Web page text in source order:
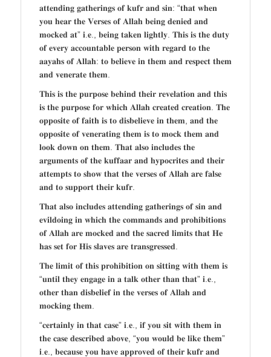
𝐚𝐭𝐭𝐞𝐧𝐝𝐢𝐧𝐠 𝐠𝐚𝐭𝐡𝐞𝐫𝐢𝐧𝐠𝐬 𝐨𝐟 𝐤𝐮𝐟𝐫 𝐚𝐧𝐝 𝐬𝐢𝐧: “𝐭𝐡𝐚𝐭 𝐰𝐡𝐞𝐧
𝐲𝐨𝐮 𝐡𝐞𝐚𝐫 𝐭𝐡𝐞 𝐕𝐞𝐫𝐬𝐞𝐬 𝐨𝐟 𝐀𝐥𝐥𝐚𝐡 𝐛𝐞𝐢𝐧𝐠 𝐝𝐞𝐧𝐢𝐞𝐝 𝐚𝐧𝐝
𝐦𝐨𝐜𝐤𝐞𝐝 𝐚𝐭” 𝐢.𝐞., 𝐛𝐞𝐢𝐧𝐠 𝐭𝐚𝐤𝐞𝐧 𝐥𝐢𝐠𝐡𝐭𝐥𝐲. 𝐓𝐡𝐢𝐬 𝐢𝐬 𝐭𝐡𝐞 𝐝𝐮𝐭𝐲
𝐨𝐟 𝐞𝐯𝐞𝐫𝐲 𝐚𝐜𝐜𝐨𝐮𝐧𝐭𝐚𝐛𝐥𝐞 𝐩𝐞𝐫𝐬𝐨𝐧 𝐰𝐢𝐭𝐡 𝐫𝐞𝐠𝐚𝐫𝐝 𝐭𝐨 𝐭𝐡𝐞
𝐚𝐚𝐲𝐚𝐡𝐬 𝐨𝐟 𝐀𝐥𝐥𝐚𝐡: 𝐭𝐨 𝐛𝐞𝐥𝐢𝐞𝐯𝐞 𝐢𝐧 𝐭𝐡𝐞𝐦 𝐚𝐧𝐝 𝐫𝐞𝐬𝐩𝐞𝐜𝐭 𝐭𝐡𝐞𝐦
𝐚𝐧𝐝 𝐯𝐞𝐧𝐞𝐫𝐚𝐭𝐞 𝐭𝐡𝐞𝐦.
𝐓𝐡𝐢𝐬 𝐢𝐬 𝐭𝐡𝐞 𝐩𝐮𝐫𝐩𝐨𝐬𝐞 𝐛𝐞𝐡𝐢𝐧𝐝 𝐭𝐡𝐞𝐢𝐫 𝐫𝐞𝐯𝐞𝐥𝐚𝐭𝐢𝐨𝐧 𝐚𝐧𝐝 𝐭𝐡𝐢𝐬
𝐢𝐬 𝐭𝐡𝐞 𝐩𝐮𝐫𝐩𝐨𝐬𝐞 𝐟𝐨𝐫 𝐰𝐡𝐢𝐜𝐡 𝐀𝐥𝐥𝐚𝐡 𝐜𝐫𝐞𝐚𝐭𝐞𝐝 𝐜𝐫𝐞𝐚𝐭𝐢𝐨𝐧. 𝐓𝐡𝐞
𝐨𝐩𝐩𝐨𝐬𝐢𝐭𝐞 𝐨𝐟 𝐟𝐚𝐢𝐭𝐡 𝐢𝐬 𝐭𝐨 𝐝𝐢𝐬𝐛𝐞𝐥𝐢𝐞𝐯𝐞 𝐢𝐧 𝐭𝐡𝐞𝐦, 𝐚𝐧𝐝 𝐭𝐡𝐞
𝐨𝐩𝐩𝐨𝐬𝐢𝐭𝐞 𝐨𝐟 𝐯𝐞𝐧𝐞𝐫𝐚𝐭𝐢𝐧𝐠 𝐭𝐡𝐞𝐦 𝐢𝐬 𝐭𝐨 𝐦𝐨𝐜𝐤 𝐭𝐡𝐞𝐦 𝐚𝐧𝐝
𝐥𝐨𝐨𝐤 𝐝𝐨𝐰𝐧 𝐨𝐧 𝐭𝐡𝐞𝐦. 𝐓𝐡𝐚𝐭 𝐚𝐥𝐬𝐨 𝐢𝐧𝐜𝐥𝐮𝐝𝐞𝐬 𝐭𝐡𝐞
𝐚𝐫𝐠𝐮𝐦𝐞𝐧𝐭𝐬 𝐨𝐟 𝐭𝐡𝐞 𝐤𝐮𝐟𝐟𝐚𝐚𝐫 𝐚𝐧𝐝 𝐡𝐲𝐩𝐨𝐜𝐫𝐢𝐭𝐞𝐬 𝐚𝐧𝐝 𝐭𝐡𝐞𝐢𝐫
𝐚𝐭𝐭𝐞𝐦𝐩𝐭𝐬 𝐭𝐨 𝐬𝐡𝐨𝐰 𝐭𝐡𝐚𝐭 𝐭𝐡𝐞 𝐯𝐞𝐫𝐬𝐞𝐬 𝐨𝐟 𝐀𝐥𝐥𝐚𝐡 𝐚𝐫𝐞 𝐟𝐚𝐥𝐬𝐞
𝐚𝐧𝐝 𝐭𝐨 𝐬𝐮𝐩𝐩𝐨𝐫𝐭 𝐭𝐡𝐞𝐢𝐫 𝐤𝐮𝐟𝐫.
𝐓𝐡𝐚𝐭 𝐚𝐥𝐬𝐨 𝐢𝐧𝐜𝐥𝐮𝐝𝐞𝐬 𝐚𝐭𝐭𝐞𝐧𝐝𝐢𝐧𝐠 𝐠𝐚𝐭𝐡𝐞𝐫𝐢𝐧𝐠𝐬 𝐨𝐟 𝐬𝐢𝐧 𝐚𝐧𝐝
𝐞𝐯𝐢𝐥𝐝𝐨𝐢𝐧𝐠 𝐢𝐧 𝐰𝐡𝐢𝐜𝐡 𝐭𝐡𝐞 𝐜𝐨𝐦𝐦𝐚𝐧𝐝𝐬 𝐚𝐧𝐝 𝐩𝐫𝐨𝐡𝐢𝐛𝐢𝐭𝐢𝐨𝐧𝐬
𝐨𝐟 𝐀𝐥𝐥𝐚𝐡 𝐚𝐫𝐞 𝐦𝐨𝐜𝐤𝐞𝐝 𝐚𝐧𝐝 𝐭𝐡𝐞 𝐬𝐚𝐜𝐫𝐞𝐝 𝐥𝐢𝐦𝐢𝐭𝐬 𝐭𝐡𝐚𝐭 𝐇𝐞
𝐡𝐚𝐬 𝐬𝐞𝐭 𝐟𝐨𝐫 𝐇𝐢𝐬 𝐬𝐥𝐚𝐯𝐞𝐬 𝐚𝐫𝐞 𝐭𝐫𝐚𝐧𝐬𝐠𝐫𝐞𝐬𝐬𝐞𝐝.
𝐓𝐡𝐞 𝐥𝐢𝐦𝐢𝐭 𝐨𝐟 𝐭𝐡𝐢𝐬 𝐩𝐫𝐨𝐡𝐢𝐛𝐢𝐭𝐢𝐨𝐧 𝐨𝐧 𝐬𝐢𝐭𝐭𝐢𝐧𝐠 𝐰𝐢𝐭𝐡 𝐭𝐡𝐞𝐦 𝐢𝐬
“𝐮𝐧𝐭𝐢𝐥 𝐭𝐡𝐞𝐲 𝐞𝐧𝐠𝐚𝐠𝐞 𝐢𝐧 𝐚 𝐭𝐚𝐥𝐤 𝐨𝐭𝐡𝐞𝐫 𝐭𝐡𝐚𝐧 𝐭𝐡𝐚𝐭” 𝐢.𝐞.,
𝐨𝐭𝐡𝐞𝐫 𝐭𝐡𝐚𝐧 𝐝𝐢𝐬𝐛𝐞𝐥𝐢𝐞𝐟 𝐢𝐧 𝐭𝐡𝐞 𝐯𝐞𝐫𝐬𝐞𝐬 𝐨𝐟 𝐀𝐥𝐥𝐚𝐡 𝐚𝐧𝐝
𝐦𝐨𝐜𝐤𝐢𝐧𝐠 𝐭𝐡𝐞𝐦.
“𝐜𝐞𝐫𝐭𝐚𝐢𝐧𝐥𝐲 𝐢𝐧 𝐭𝐡𝐚𝐭 𝐜𝐚𝐬𝐞” 𝐢.𝐞., 𝐢𝐟 𝐲𝐨𝐮 𝐬𝐢𝐭 𝐰𝐢𝐭𝐡 𝐭𝐡𝐞𝐦 𝐢𝐧
𝐭𝐡𝐞 𝐜𝐚𝐬𝐞 𝐝𝐞𝐬𝐜𝐫𝐢𝐛𝐞𝐝 𝐚𝐛𝐨𝐯𝐞, “𝐲𝐨𝐮 𝐰𝐨𝐮𝐥𝐝 𝐛𝐞 𝐥𝐢𝐤𝐞 𝐭𝐡𝐞𝐦”
𝐢.𝐞., 𝐛𝐞𝐜𝐚𝐮𝐬𝐞 𝐲𝐨𝐮 𝐡𝐚𝐯𝐞 𝐚𝐩𝐩𝐫𝐨𝐯𝐞𝐝 𝐨𝐟 𝐭𝐡𝐞𝐢𝐫 𝐤𝐮𝐟𝐫 𝐚𝐧𝐝